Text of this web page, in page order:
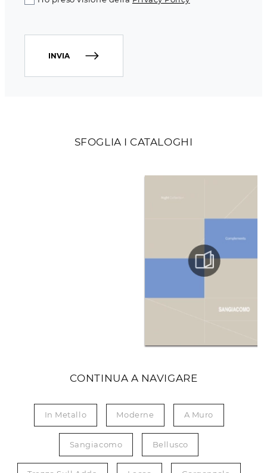
SFOGLIA I CATALOGHI
CONTINUA A NAVIGARE
In Metallo Moderne A Muro
Sangiacomo Bellusco
INVIA